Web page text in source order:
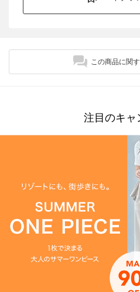
この商品に関
注目のキャ